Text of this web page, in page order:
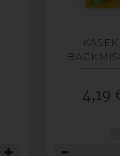
4,19